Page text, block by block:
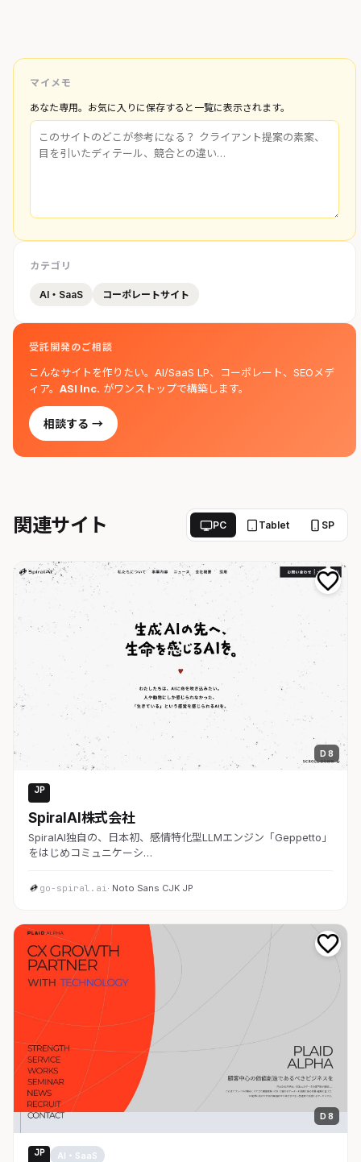
マイメモ
あなた専用。お気に入りに保存すると一覧に表示されます。
カテゴリ
AI・SaaS コーポレートサイト
受託開発のご相談
こんなサイトを作りたい。AI/SaaS LP、コーポレート、SEOメデ
ィア。 ASI Inc. がワンストップで構築します。
相談する →
関連サイト PC Tablet SP
D 8
JP
SpiralAI株式会社
SpiralAI独自の、日本初、感情特化型LLMエンジン「Geppetto」
をはじめコミュニケーシ…
go-spiral.ai· Noto Sans CJK JP
D 8
JP AI・SaaS